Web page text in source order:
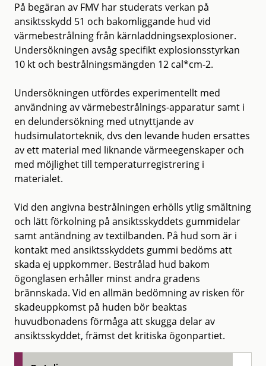
På begäran av FMV har studerats verkan på
ansiktsskydd 51 och bakomliggande hud vid
värmebestrålning från kärnladdningsexplosioner.
Undersökningen avsåg specifikt explosionsstyrkan
10 kt och bestrålningsmängden 12 cal*cm-2.
Undersökningen utfördes experimentellt med
användning av värmebestrålnings-apparatur samt i
en delundersökning med utnyttjande av
hudsimulatorteknik, dvs den levande huden ersattes
av ett material med liknande värmeegenskaper och
med möjlighet till temperaturregistrering i
materialet.
Vid den angivna bestrålningen erhölls ytlig smältning
och lätt förkolning på ansiktsskyddets gummidelar
samt antändning av textilbanden. På hud som är i
kontakt med ansiktsskyddets gummi bedöms att
skada ej uppkommer. Bestrålad hud bakom
ögonglasen erhåller minst andra gradens
brännskada. Vid en allmän bedömning av risken för
skadeuppkomst på huden bör beaktas
huvudbonadens förmåga att skugga delar av
ansiktsskyddet, främst det kritiska ögonpartiet.